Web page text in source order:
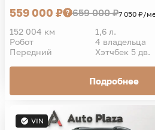
559 000 ₽ 659 000 ₽7 050 ₽/
152 004 км 1,6 л.
Робот
4 владельца
Передний
Хэтчбек 5 дв.
Подробнее
VIN